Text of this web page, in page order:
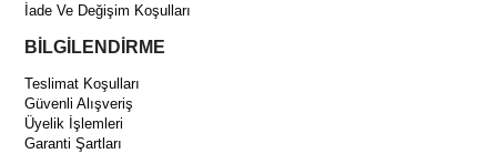
İade Ve Değişim Koşulları
BİLGİLENDİRME
Teslimat Koşulları
Güvenli Alışveriş
Üyelik İşlemleri
Garanti Şartları